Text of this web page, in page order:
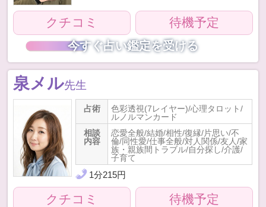
クチコミ 待機予定
今すぐ占い鑑定を受ける
泉メル先生
占術
色彩透視(7レイヤー)/心理タロット/
ルノルマンカード
相談
内容
恋愛全般/結婚/相性/復縁/片思い/不
倫/同性愛/仕事全般/対人関係/友人/家
族・親族間トラブル/自分探し/介護/
子育て
1分215円
クチコミ 待機予定